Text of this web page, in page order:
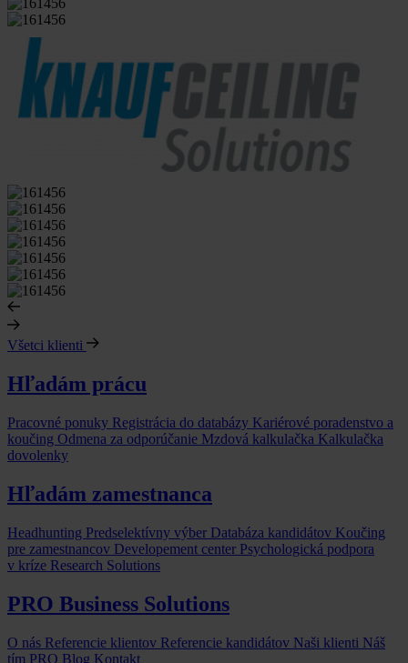
Všetci klienti
Hľadám prácu
Pracovné ponuky Registrácia do databázy Kariérové poradenstvo a
koučing Odmena za odporúčanie Mzdová kalkulačka Kalkulačka
dovolenky
Hľadám zamestnanca
Headhunting Predselektívny výber Databáza kandidátov Koučing
pre zamestnancov Developement center Psychologická podpora
v kríze Research Solutions
PRO Business Solutions
O nás Referencie klientov Referencie kandidátov Naši klienti Náš
tím PRO Blog Kontakt